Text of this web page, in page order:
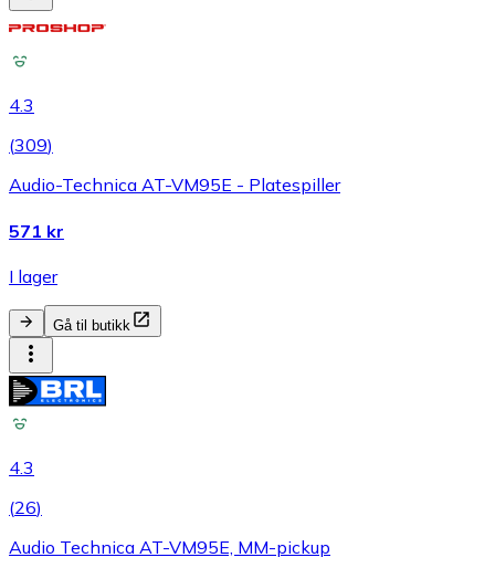
4.3
(309)
Audio-Technica AT-VM95E - Platespiller
571 kr
I lager
Gå til butikk
4.3
(26)
Audio Technica AT-VM95E, MM-pickup